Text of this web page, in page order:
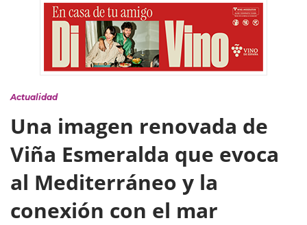
Actualidad
Una imagen renovada de
Viña Esmeralda que evoca
al Mediterráneo y la
conexión con el mar